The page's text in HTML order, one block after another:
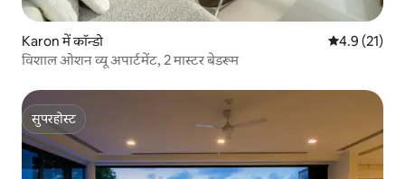
Karon में कॉन्डो औसत रेटिंग 5
4.9 (21)
विशाल ओशन व्यू अपार्टमेंट, 2 मास्टर बेडरूम
सुपरहोस्ट
सुपरहोस्ट